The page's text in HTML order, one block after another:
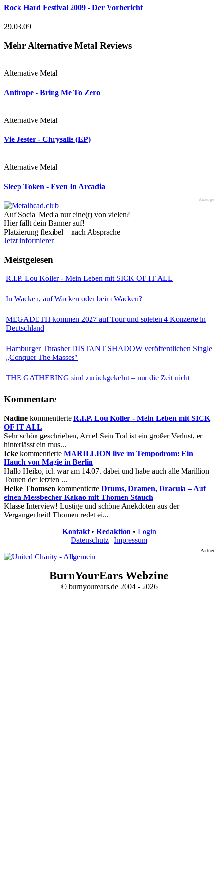
Rock Hard Festival 2009 - Der Vorbericht
29.03.09
Mehr Alternative Metal Reviews
Alternative Metal
Antirope - Bring Me To Zero
Alternative Metal
Vie Jester - Chrysalis (EP)
Alternative Metal
Sleep Token - Even In Arcadia
Anzeige
Auf Social Media nur eine(r) von vielen?
Hier fällt dein Banner auf!
Platzierung flexibel – nach Absprache
Jetzt informieren
Meistgelesen
R.I.P. Lou Koller - Mein Leben mit SICK OF IT ALL
In Wacken, auf Wacken oder beim Wacken?
MEGADETH kommen 2027 auf Tour und spielen 4 Konzerte in
Deutschland
Hamburger Thrasher DISTANT SHADOW veröffentlichen Single
„Conquer The Masses"
THE GATHERING sind zurückgekehrt – nur die Zeit nicht
Kommentare
Nadine kommentierte R.I.P. Lou Koller - Mein Leben mit SICK
OF IT ALL
Sehr schön geschrieben, Arne! Sein Tod ist ein großer Verlust, er
hinterlässt ein mus...
Icke kommentierte MARILLION live im Tempodrom: Ein
Hauch von Magie in Berlin
Hallo Heiko, ich war am 14.07. dabei und habe auch alle Marillion
Touren der letzten ...
Helke Thomsen kommentierte Drums, Dramen, Dracula – Auf
einen Messbecher Kakao mit Thomen Stauch
Klasse Interview! Lustige und schöne Anekdoten aus der
Vergangenheit! Thomen redet ei...
Kontakt• Redaktion • Login
Datenschutz | Impressum
Partner
BurnYourEars Webzine
© burnyourears.de 2004 - 2026